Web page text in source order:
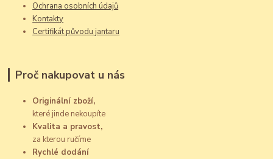
Ochrana osobních údajů
Kontakty
Certifikát původu jantaru
Proč nakupovat u nás
Originální zboží,
které jinde nekoupíte
Kvalita a pravost,
za kterou ručíme
Rychlé dodání